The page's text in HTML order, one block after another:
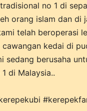
no 1 di
orang islam dan di
telah beroperasi
kedai di
sedang berusaha
di Malaysia..